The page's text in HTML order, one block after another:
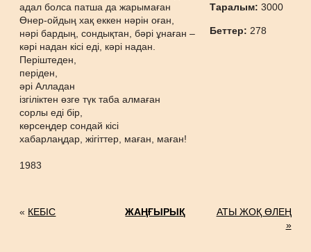
адал болса патша да жарымаған
Өнер-ойдың хақ еккен нәрін оған,
нәрі бардың, сондықтан, бәрі ұнаған –
кәрі надан кісі еді, кәрі надан.
Періштеден,
періден,
әрі Алладан
ізгіліктен өзге түк таба алмаған
сорлы еді бір,
көрсеңдер сондай кісі
хабарлаңдар, жігіттер, маған, маған!
1983
Таралым:3000
Беттер: 278
« КЕБІС ЖАҢҒЫРЫҚ
АТЫ ЖОҚ ӨЛЕҢ
»